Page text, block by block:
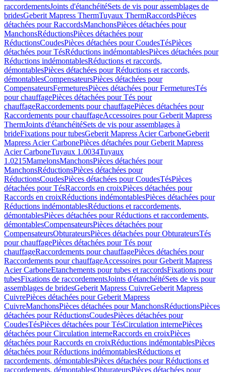
raccordementsJoints d'étanchéitéSets de vis pour assemblages de
bridesGeberit Mapress ThermTuyaux ThermRaccordsPièces
détachées pour RaccordsManchonsPièces détachées pour
ManchonsRéductionsPièces détachées pour
RéductionsCoudesPièces détachées pour CoudesTésPièces
détachées pour TésRéductions indémontablesPièces détachées pour
Réductions indémontablesRéductions et raccords,
démontablesPièces détachées pour Réductions et raccords,
démontablesCompensateursPièces détachées pour
CompensateursFermeturesPièces détachées pour FermeturesTés
pour chauffagePièces détachées pour Tés pour
chauffageRaccordements pour chauffagePièces détachées pour
Raccordements pour chauffageAccessoires pour Geberit Mapress
ThermJoints d'étanchéitéSets de vis pour assemblages à
brideFixations pour tubesGeberit Mapress Acier CarboneGeberit
Mapress Acier CarbonePièces détachées pour Geberit Mapress
Acier CarboneTuyaux 1.0034Tuyaux
1.0215MamelonsManchonsPièces détachées pour
ManchonsRéductionsPièces détachées pour
RéductionsCoudesPièces détachées pour CoudesTésPièces
détachées pour TésRaccords en croixPièces détachées pour
Raccords en croixRéductions indémontablesPièces détachées pour
Réductions indémontablesRéductions et raccordements,
démontablesPièces détachées pour Réductions et raccordements,
démontablesCompensateursPièces détachées pour
CompensateursObturateursPièces détachées pour ObturateursTés
pour chauffagePièces détachées pour Tés pour
chauffageRaccordements pour chauffagePièces détachées pour
Raccordements pour chauffageAccessoires pour Geberit Mapress
Acier CarboneEtanchements pour tubes et raccordsFixations pour
tubesFixations de raccordementsJoints d'étanchéitéSets de vis pour
assemblages de bridesGeberit Mapress CuivreGeberit Mapress
CuivrePièces détachées pour Geberit Mapress
CuivreManchonsPièces détachées pour ManchonsRéductionsPièces
détachées pour RéductionsCoudesPièces détachées pour
CoudesTésPièces détachées pour TésCirculation internePièces
détachées pour Circulation interneRaccords en croixPièces
détachées pour Raccords en croixRéductions indémontablesPièces
détachées pour Réductions indémontablesRéductions et
raccordements, démontablesPièces détachées pour Réductions et
raccordements, démontablesObturateursPièces détachées pour